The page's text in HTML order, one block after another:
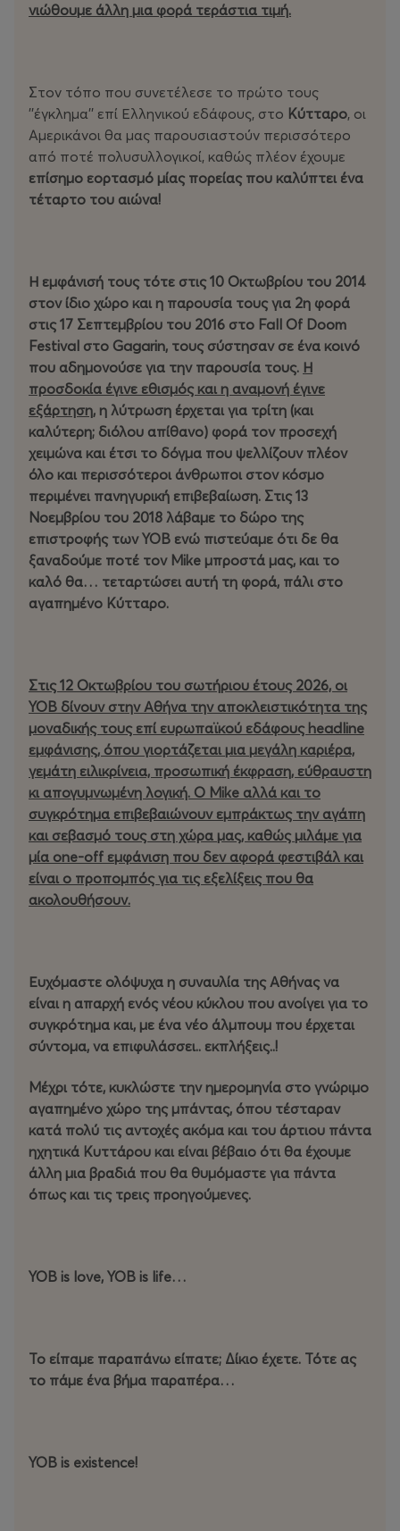
νιώθουμε άλλη μια φορά τεράστια τιμή.
Στον τόπο που συνετέλεσε το πρώτο τους
''έγκλημα'' επί Ελληνικού εδάφους, στο Κύτταρο, οι
Αμερικάνοι θα μας παρουσιαστούν περισσότερο
από ποτέ πολυσυλλογικοί, καθώς πλέον έχουμε
επίσημο εορτασμό μίας πορείας που καλύπτει ένα
τέταρτο του αιώνα!
Η εμφάνισή τους τότε στις 10 Οκτωβρίου του 2014
στον ίδιο χώρο και η παρουσία τους για 2η φορά
στις 17 Σεπτεμβρίου του 2016 στο Fall Of Doom
Festival στο Gagarin, τους σύστησαν σε ένα κοινό
που αδημονούσε για την παρουσία τους. Η
προσδοκία έγινε εθισμός και η αναμονή έγινε
εξάρτηση, η λύτρωση έρχεται για τρίτη (και
καλύτερη; διόλου απίθανο) φορά τον προσεχή
χειμώνα και έτσι το δόγμα που ψελλίζουν πλέον
όλο και περισσότεροι άνθρωποι στον κόσμο
περιμένει πανηγυρική επιβεβαίωση. Στις 13
Νοεμβρίου του 2018 λάβαμε το δώρο της
επιστροφής των YOB ενώ πιστεύαμε ότι δε θα
ξαναδούμε ποτέ τον Mike μπροστά μας, και το
καλό θα… τεταρτώσει αυτή τη φορά, πάλι στο
αγαπημένο Κύτταρο.
Στις 12 Οκτωβρίου του σωτήριου έτους 2026, οι
YOB δίνουν στην Αθήνα την αποκλειστικότητα της
μοναδικής τους επί ευρωπαϊκού εδάφους headline
εμφάνισης, όπου γιορτάζεται μια μεγάλη καριέρα,
γεμάτη ειλικρίνεια, προσωπική έκφραση, εύθραυστη
κι απογυμνωμένη λογική. Ο Mike αλλά και το
συγκρότημα επιβεβαιώνουν εμπράκτως την αγάπη
και σεβασμό τους στη χώρα μας, καθώς μιλάμε για
μία one-off εμφάνιση που δεν αφορά φεστιβάλ και
είναι ο προπομπός για τις εξελίξεις που θα
ακολουθήσουν.
Ευχόμαστε ολόψυχα η συναυλία της Αθήνας να
είναι η απαρχή ενός νέου κύκλου που ανοίγει για το
συγκρότημα και, με ένα νέο άλμπουμ που έρχεται
σύντομα, να επιφυλάσσει.. εκπλήξεις..!
Μέχρι τότε, κυκλώστε την ημερομηνία στο γνώριμο
αγαπημένο χώρο της μπάντας, όπου τέσταραν
κατά πολύ τις αντοχές ακόμα και του άρτιου πάντα
ηχητικά Κυττάρου και είναι βέβαιο ότι θα έχουμε
άλλη μια βραδιά που θα θυμόμαστε για πάντα
όπως και τις τρεις προηγούμενες.
YOB is love, YOB is life…
Το είπαμε παραπάνω είπατε; Δίκιο έχετε. Τότε ας
το πάμε ένα βήμα παραπέρα…
YOB is existence!